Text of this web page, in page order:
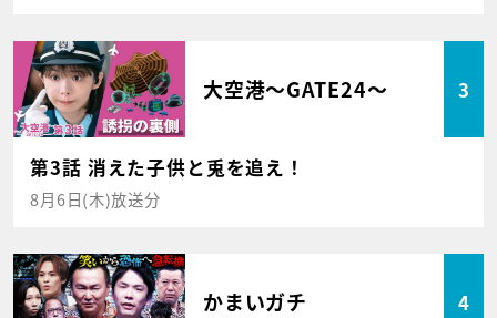
大空港～GATE24～ 3
第3話 消えた子供と兎を追え！
8月6日(木)放送分
かまいガチ 4